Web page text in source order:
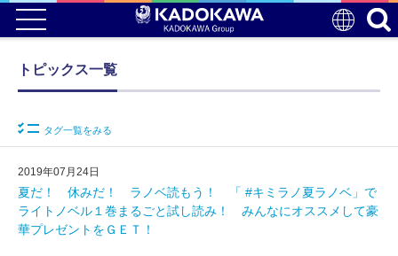
トピックス一覧
タグ一覧をみる
2019年07月24日
夏だ！ 休みだ！ ラノベ読もう！ 「 #キミラノ夏ラノベ」で
ライトノベル１巻まるごと試し読み！ みんなにオススメして豪
華プレゼントをＧＥＴ！